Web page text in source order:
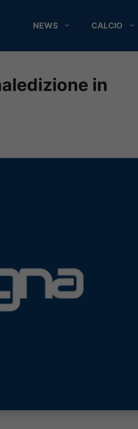
NEWS CALCIO
in